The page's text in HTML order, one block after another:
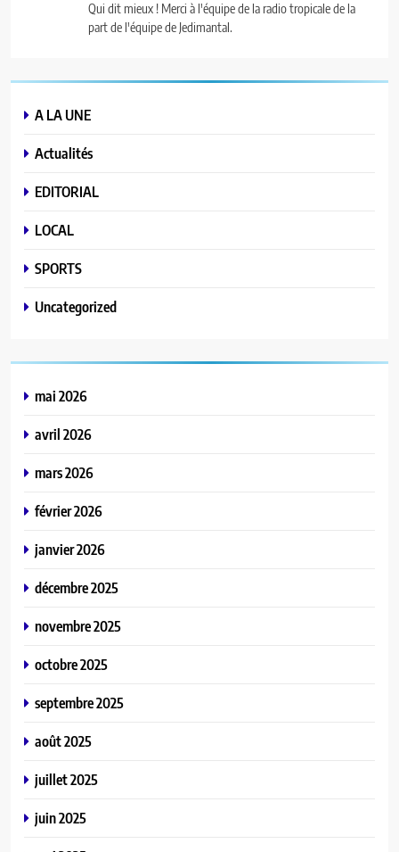
Qui dit mieux ! Merci à l'équipe de la radio tropicale de la
part de l'équipe de Jedimantal.
A LA UNE
Actualités
EDITORIAL
LOCAL
SPORTS
Uncategorized
mai 2026
avril 2026
mars 2026
février 2026
janvier 2026
décembre 2025
novembre 2025
octobre 2025
septembre 2025
août 2025
juillet 2025
juin 2025